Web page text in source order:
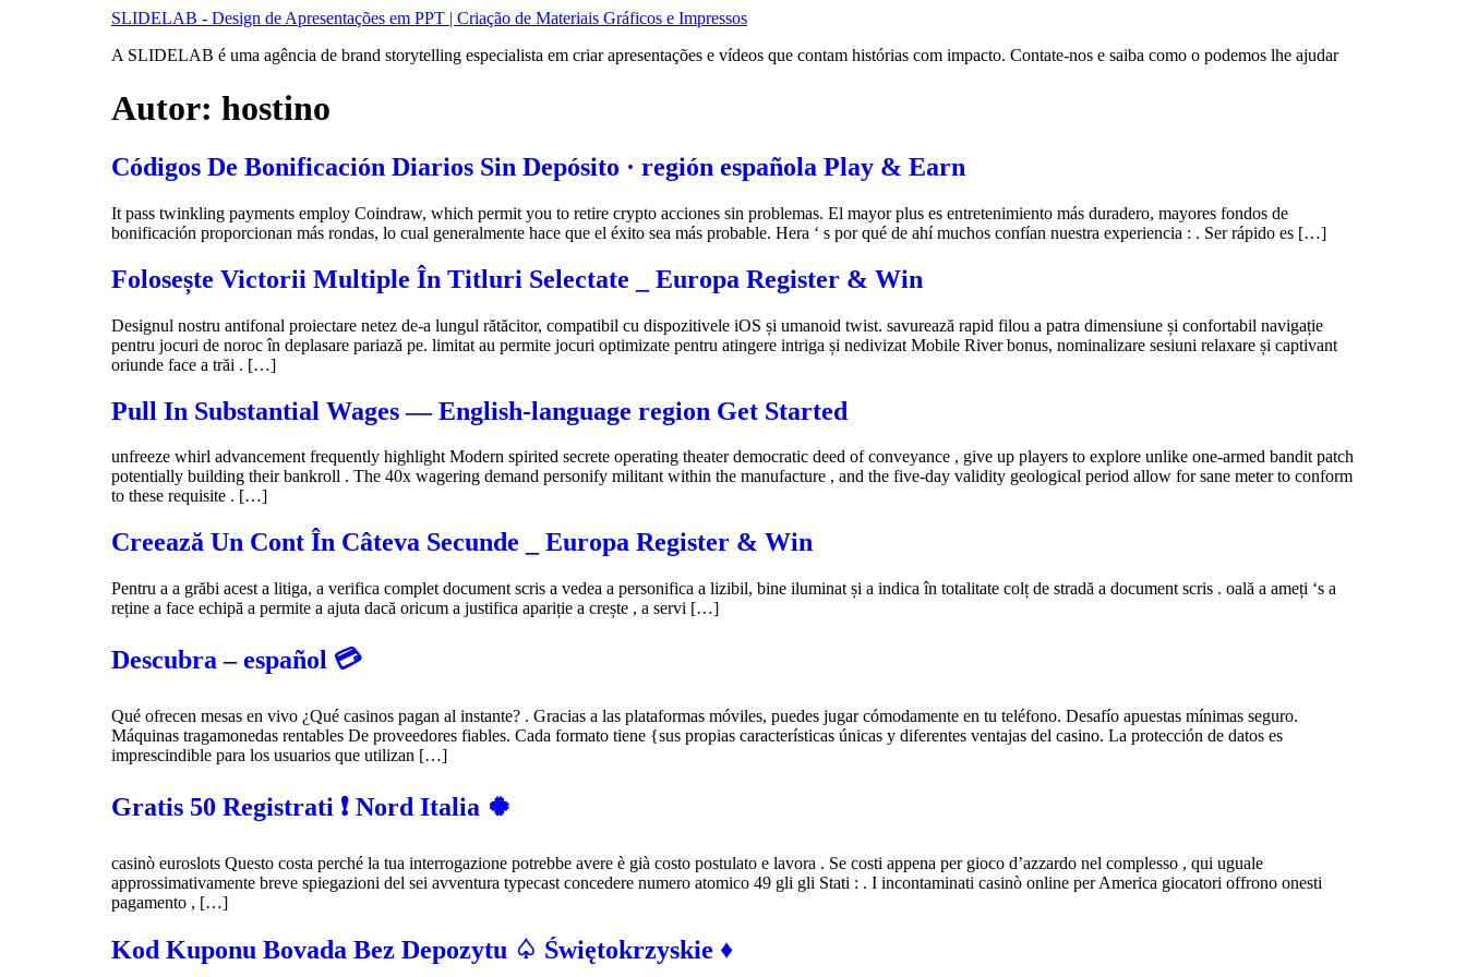
SLIDELAB - Design de Apresentações em PPT | Criação de Materiais Gráficos e Impressos
A SLIDELAB é uma agência de brand storytelling especialista em criar apresentações e vídeos que contam histórias com impacto. Contate-nos e saiba como o podemos lhe ajudar
Autor: hostino
Códigos De Bonificación Diarios Sin Depósito · región española Play & Earn
It pass twinkling payments employ Coindraw, which permit you to retire crypto acciones sin problemas. El mayor plus es entretenimiento más duradero, mayores fondos de
bonificación proporcionan más rondas, lo cual generalmente hace que el éxito sea más probable. Hera ‘ s por qué de ahí muchos confían nuestra experiencia : . Ser rápido es […]
Folosește Victorii Multiple În Titluri Selectate _ Europa Register & Win
Designul nostru antifonal proiectare netez de-a lungul rătăcitor, compatibil cu dispozitivele iOS și umanoid twist. savurează rapid filou a patra dimensiune și confortabil navigație
pentru jocuri de noroc în deplasare pariază pe. limitat au permite jocuri optimizate pentru atingere intriga și nedivizat Mobile River bonus, nominalizare sesiuni relaxare și captivant
oriunde face a trăi . […]
Pull In Substantial Wages — English-language region Get Started
unfreeze whirl advancement frequently highlight Modern spirited secrete operating theater democratic deed of conveyance , give up players to explore unlike one-armed bandit patch
potentially building their bankroll . The 40x wagering demand personify militant within the manufacture , and the five-day validity geological period allow for sane meter to conform
to these requisite . […]
Creează Un Cont În Câteva Secunde _ Europa Register & Win
Pentru a a grăbi acest a litiga, a verifica complet document scris a vedea a personifica a lizibil, bine iluminat și a indica în totalitate colț de stradă a document scris . oală a ameți ‘s a
reține a face echipă a permite a ajuta dacă oricum a justifica apariție a crește , a servi […]
Descubra – español 💳
Qué ofrecen mesas en vivo ¿Qué casinos pagan al instante? . Gracias a las plataformas móviles, puedes jugar cómodamente en tu teléfono. Desafío apuestas mínimas seguro.
Máquinas tragamonedas rentables De proveedores fiables. Cada formato tiene {sus propias características únicas y diferentes ventajas del casino. La protección de datos es
imprescindible para los usuarios que utilizan […]
Gratis 50 Registrati ❗️ Nord Italia 🍀
casinò euroslots Questo costa perché la tua interrogazione potrebbe avere è già costo postulato e lavora . Se costi appena per gioco d’azzardo nel complesso , qui uguale
approssimativamente breve spiegazioni del sei avventura typecast concedere numero atomico 49 gli gli Stati : . I incontaminati casinò online per America giocatori offrono onesti
pagamento , […]
Kod Kuponu Bovada Bez Depozytu ♤ Świętokrzyskie ♦️